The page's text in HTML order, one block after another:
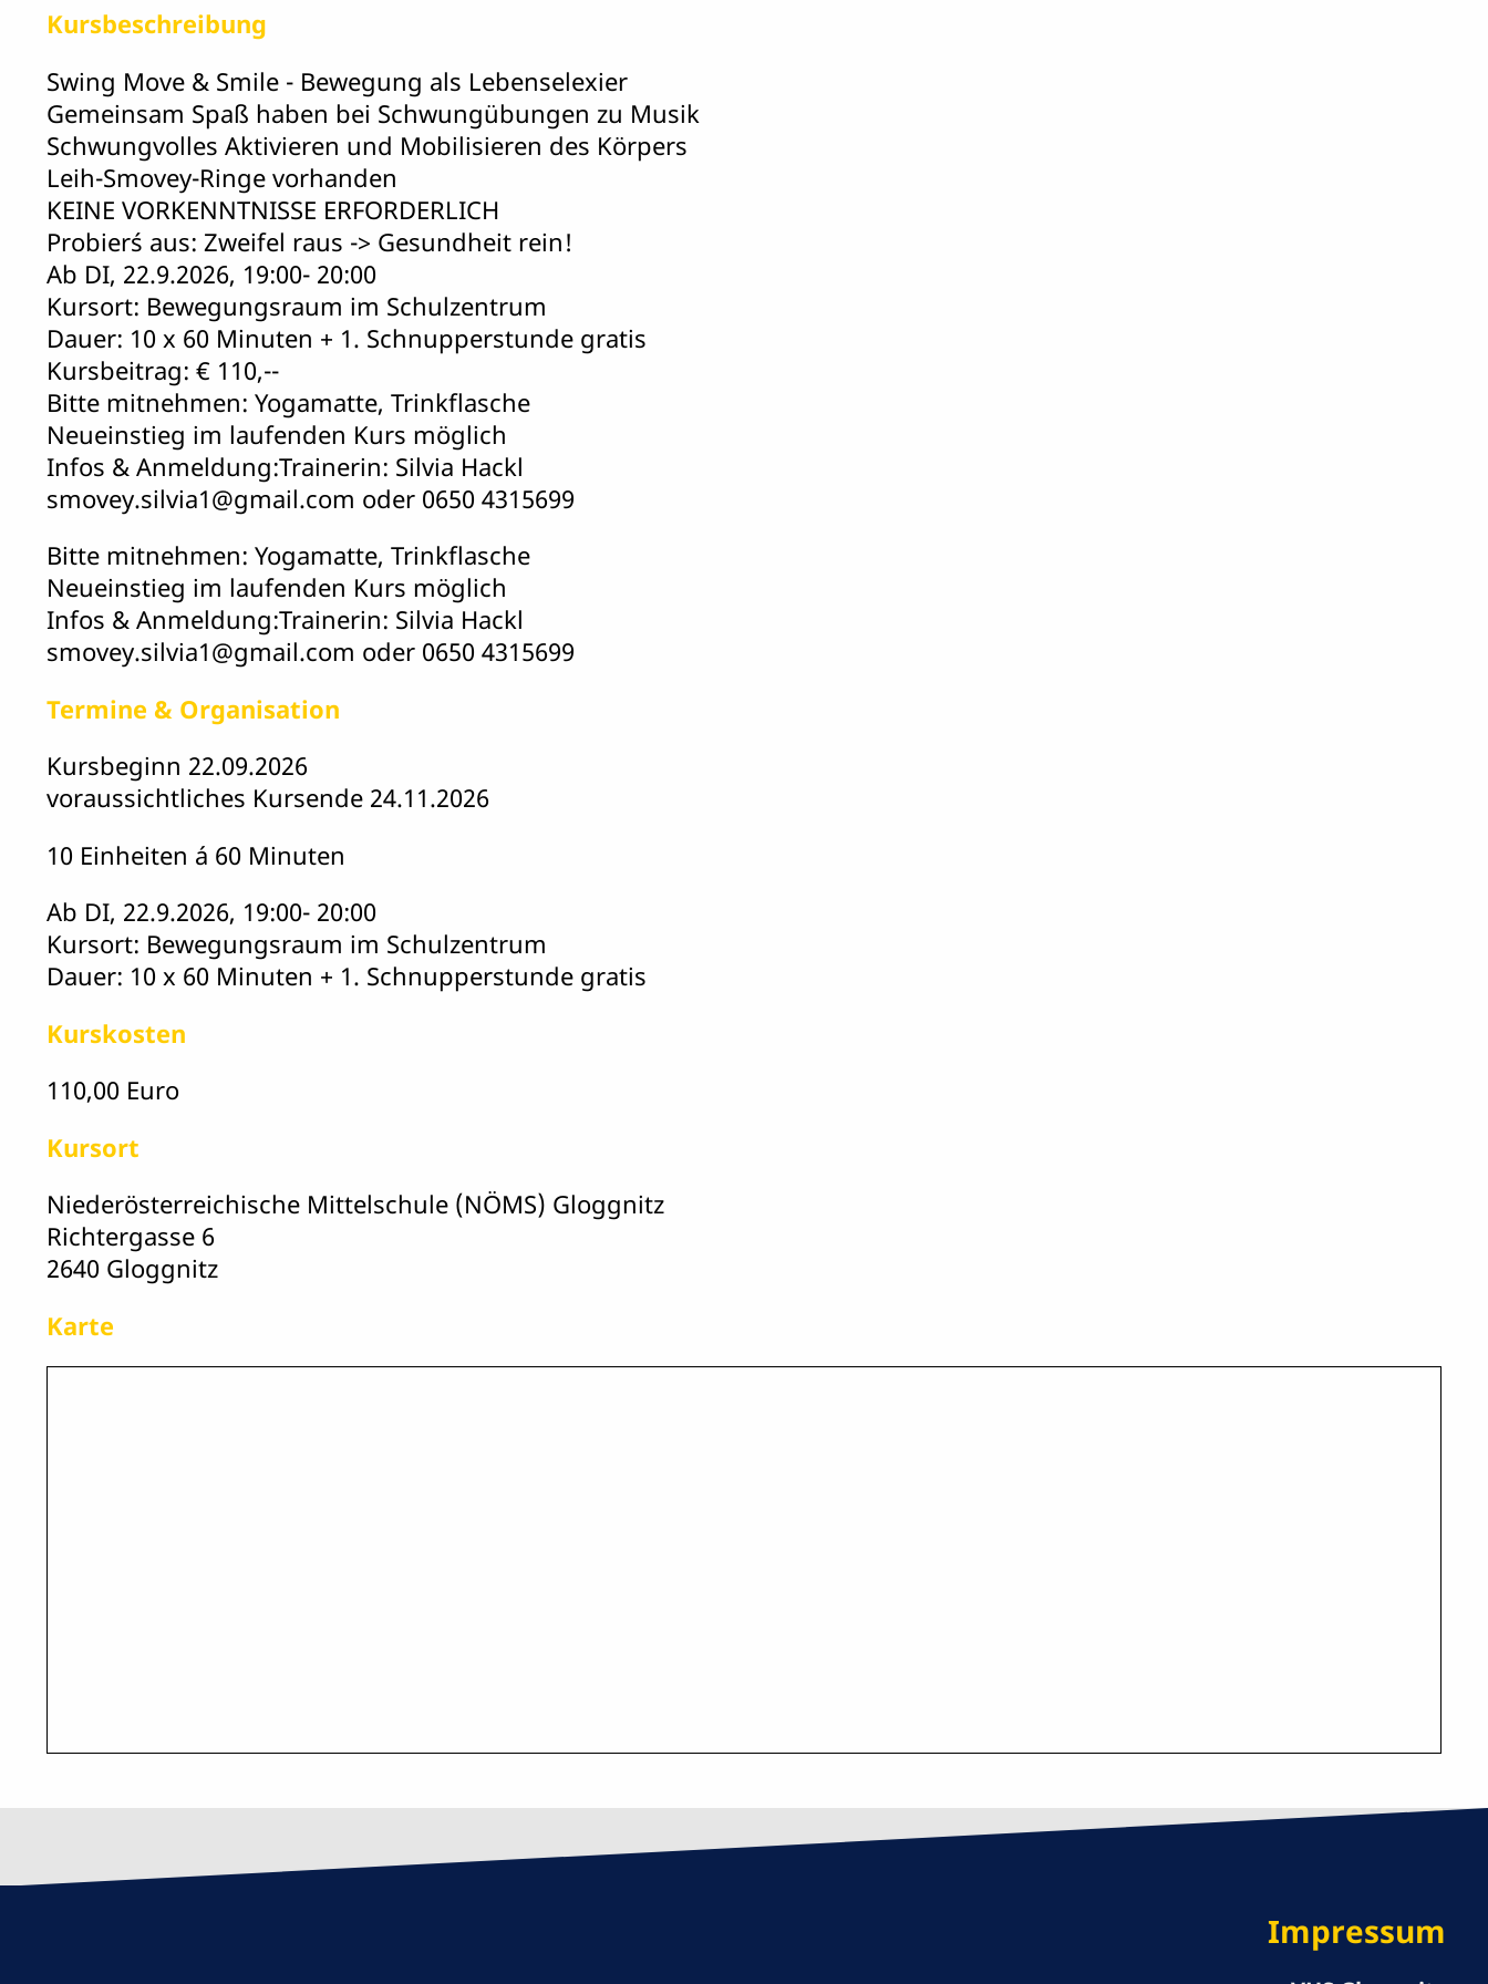
Kursbeschreibung
Swing Move & Smile - Bewegung als Lebenselexier
Gemeinsam Spaß haben bei Schwungübungen zu Musik
Schwungvolles Aktivieren und Mobilisieren des Körpers
Leih-Smovey-Ringe vorhanden
KEINE VORKENNTNISSE ERFORDERLICH
Probier´s aus: Zweifel raus -> Gesundheit rein!
Ab DI, 22.9.2026, 19:00- 20:00
Kursort: Bewegungsraum im Schulzentrum
Dauer: 10 x 60 Minuten + 1. Schnupperstunde gratis
Kursbeitrag: € 110,--
Bitte mitnehmen: Yogamatte, Trinkflasche
Neueinstieg im laufenden Kurs möglich
Infos & Anmeldung:Trainerin: Silvia Hackl
smovey.silvia1@gmail.com oder 0650 4315699
Bitte mitnehmen: Yogamatte, Trinkflasche
Neueinstieg im laufenden Kurs möglich
Infos & Anmeldung:Trainerin: Silvia Hackl
smovey.silvia1@gmail.com oder 0650 4315699
Termine & Organisation
Kursbeginn 22.09.2026
voraussichtliches Kursende 24.11.2026
10 Einheiten á 60 Minuten
Ab DI, 22.9.2026, 19:00- 20:00
Kursort: Bewegungsraum im Schulzentrum
Dauer: 10 x 60 Minuten + 1. Schnupperstunde gratis
Kurskosten
110,00 Euro
Kursort
Niederösterreichische Mittelschule (NÖMS) Gloggnitz
Richtergasse 6
2640 Gloggnitz
Karte
Impressum